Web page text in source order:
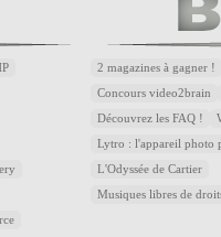
2 magazines à gagner !
Concours video2brain
Découvrez les FAQ !
Lytro : l'appareil photo
L'Odyssée de Cartier
Musiques libres de